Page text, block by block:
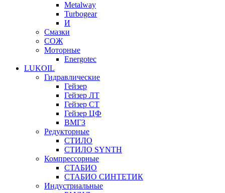
Metalway
Turbogear
И
Смазки
СОЖ
Моторные
Energotec
LUKOIL
Гидравлические
Гейзер
Гейзер ЛТ
Гейзер СТ
Гейзер ЦФ
ВМГЗ
Редукторные
СТИЛО
СТИЛО SYNTH
Компрессорные
СТАБИО
СТАБИО СИНТЕТИК
Индустриальные